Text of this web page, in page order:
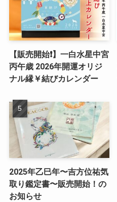
【販売開始❗️】一白水星中宮
丙午歳 2026年開運オリジ
ナル縁￥結びカレンダー
2025年乙巳年〜吉方位祐気
取り鑑定書〜販売開始！の
お知らせ